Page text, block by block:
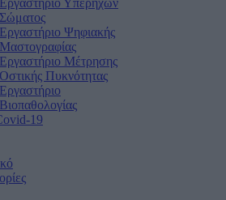
Εργαστήριο Υπερήχων
Σώματος
Εργαστήριο Ψηφιακής
Μαστογραφίας
Εργαστήριο Μέτρησης
Οστικής Πυκνότητας
Εργαστήριο
Βιοπαθολογίας
19